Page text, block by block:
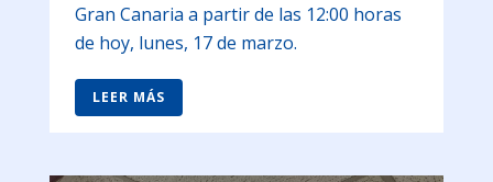
Gran Canaria a partir de las 12:00 horas
de hoy, lunes, 17 de marzo.
LEER MÁS